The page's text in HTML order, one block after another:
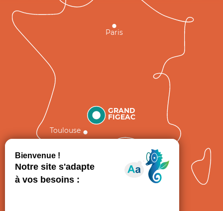
GRAND
FIGEAC
Toulouse
Paris